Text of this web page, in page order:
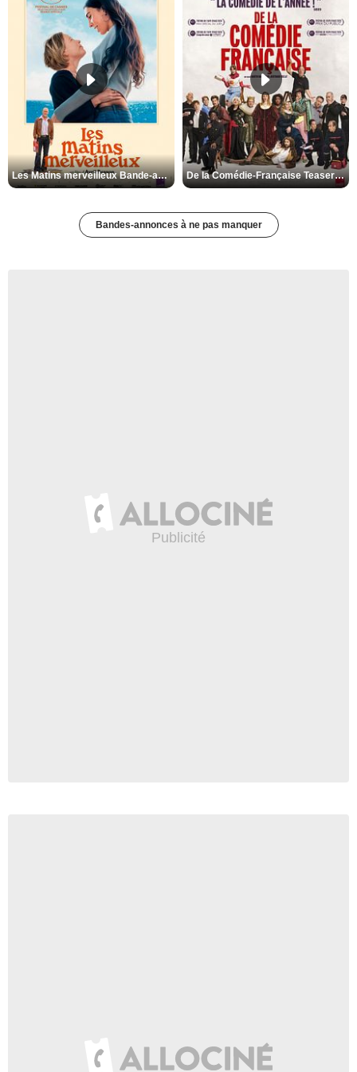
Les Matins merveilleux Bande-annonce VF De la Comédie-Française Teaser VF
Bandes-annonces à ne pas manquer